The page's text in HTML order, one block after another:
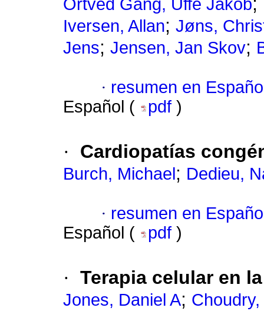
Ortved Gang, Uffe Jakob
Iversen, Allan; Jøns,
Jens; Jensen, Jan Skov;
· resumen en
Español (
pdf )
· Cardiopatías
Burch, Michael ; Dedieu,
· resumen en
Español (
pdf )
· Terapia celular en
Jones, Daniel A;